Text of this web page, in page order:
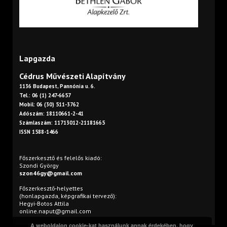
Lapgazda
Cédrus Művészeti Alapítvány
1136 Budapest, Pannónia u. 6.
Tel.: 06 (1) 247-6657
Mobil: 06 (30) 511-3762
Adószám: 18110661-2-41
Számlaszám: 11713012-21181665
ISSN 1588-1466
Főszerkesztő és felelős kiadó:
Szondi György
szon46gy@gmail.com
Főszerkesztő-helyettes
(honlapgazda, képgrafikai tervező):
Hegyi-Botos Attila
online.naput@gmail.com
A weboldalon cookie-kat használunk annak érdekében, hogy